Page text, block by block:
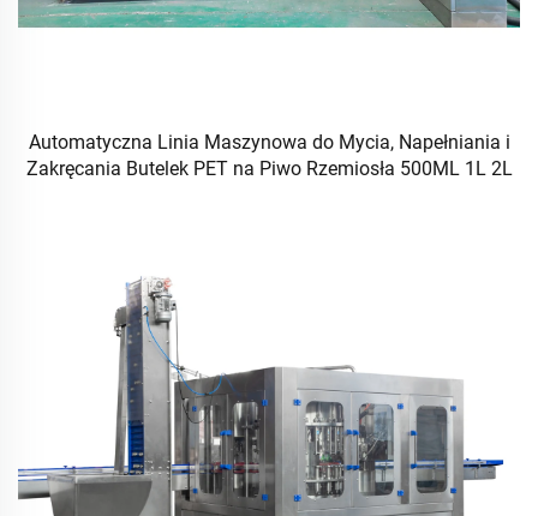
Automatyczna Linia Maszynowa do Mycia, Napełniania i
Zakręcania Butelek PET na Piwo Rzemiosła 500ML 1L 2L